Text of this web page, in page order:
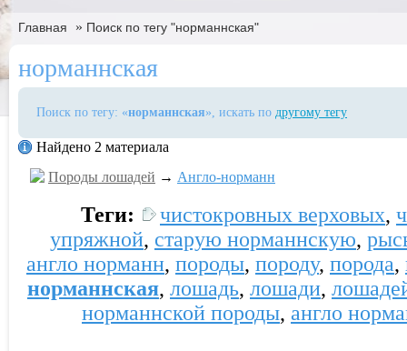
Главная » Поиск по тегу "норманнская"
норманнская
Поиск по тегу: «норманнская», искать по другому тегу
Найдено 2 материала
Породы лошадей → Англо-норманн
Теги: чистокровных верховых,
упряжной, старую норманнскую,
англо норманн, породы, породу, порода,
норманнская, лошадь, лошади,
норманнской породы, англо